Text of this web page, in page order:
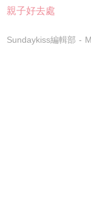
親子好去處
Sundaykiss編輯部